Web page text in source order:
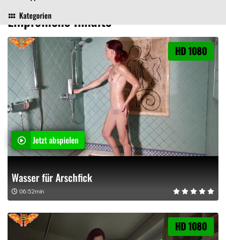
Kategorien
Empfohlene Inhalte
HD 1080
Jetzt abspielen
Wasser für Arschfick
06:52min
HD 1080